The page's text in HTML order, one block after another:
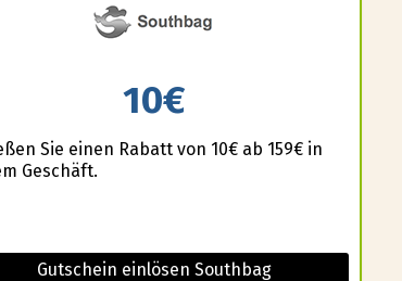
10€
Sie einen Rabatt von 10€ ab 159€ in
Geschäft.
Gutschein einlösen Southbag